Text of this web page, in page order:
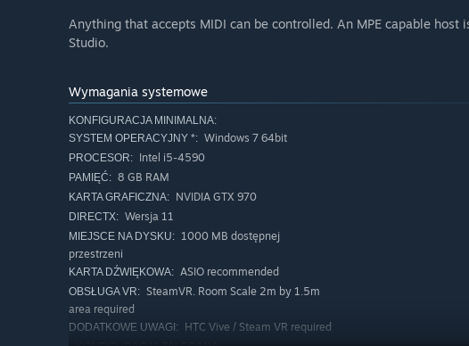
Anything that accepts MIDI can be controlled. An MPE capable
Studio.
Wymagania systemowe
KONFIGURACJA MINIMALNA:
SYSTEM OPERACYJNY *: Windows 7 64bit
PROCESOR: Intel i5-4590
PAMIĘĆ: 8 GB RAM
KARTA GRAFICZNA: NVIDIA GTX 970
DIRECTX: Wersja 11
MIEJSCE NA DYSKU: 1000 MB dostępnej
przestrzeni
KARTA DŹWIĘKOWA: ASIO recommended
OBSŁUGA VR: SteamVR. Room Scale 2m by 1.5m
area required
DODATKOWE UWAGI: HTC Vive / Steam VR required